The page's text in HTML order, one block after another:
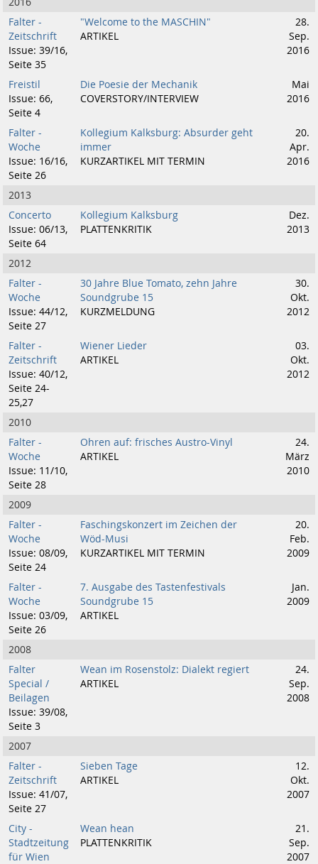
Falter -
Zeitschrift
Issue: 39/16,
Seite 35
"Welcome to the MASCHIN"
ARTIKEL
28.
Sep.
2016
Freistil
Issue: 66,
Seite 4
Die Poesie der Mechanik
COVERSTORY/INTERVIEW
Mai
2016
Falter -
Woche
Issue: 16/16,
Seite 26
Kollegium Kalksburg: Absurder geht
immer
KURZARTIKEL MIT TERMIN
20.
Apr.
2016
2013
Concerto
Issue: 06/13,
Seite 64
Kollegium Kalksburg
PLATTENKRITIK
Dez.
2013
2012
Falter -
Woche
Issue: 44/12,
Seite 27
30 Jahre Blue Tomato, zehn Jahre
Soundgrube 15
KURZMELDUNG
30.
Okt.
2012
Falter -
Zeitschrift
Issue: 40/12,
Seite 24-
25,27
Wiener Lieder
ARTIKEL
03.
Okt.
2012
2010
Falter -
Woche
Issue: 11/10,
Seite 28
Ohren auf: frisches Austro-Vinyl
ARTIKEL
24.
März
2010
2009
Falter -
Woche
Issue: 08/09,
Seite 24
Faschingskonzert im Zeichen der
Wöd-Musi
KURZARTIKEL MIT TERMIN
20.
Feb.
2009
Falter -
Woche
Issue: 03/09,
Seite 26
7. Ausgabe des Tastenfestivals
Soundgrube 15
ARTIKEL
Jan.
2009
2008
Falter
Special /
Beilagen
Issue: 39/08,
Seite 3
Wean im Rosenstolz: Dialekt regiert
ARTIKEL
24.
Sep.
2008
2007
Falter -
Zeitschrift
Issue: 41/07,
Seite 27
Sieben Tage
ARTIKEL
12.
Okt.
2007
City -
Stadtzeitung
für Wien
Wean hean
PLATTENKRITIK
21.
Sep.
2007